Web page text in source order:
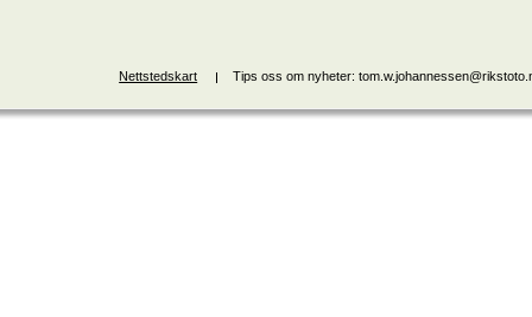
Nettstedskart Tips oss om nyheter: